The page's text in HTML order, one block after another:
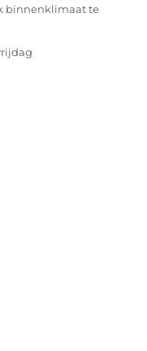
binnenklimaat te